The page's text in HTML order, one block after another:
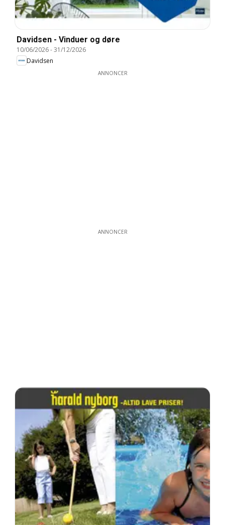
Davidsen - Vinduer og døre
10/06/2026-31/12/2026
Davidsen
ANNONCER
ANNONCER